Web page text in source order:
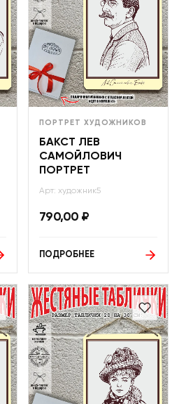
ПОРТРЕТ ХУДОЖНИКОВ
БАКСТ ЛЕВ
САМОЙЛОВИЧ
ПОРТРЕТ
Арт: художник5
790,00 ₽
ПОДРОБНЕЕ